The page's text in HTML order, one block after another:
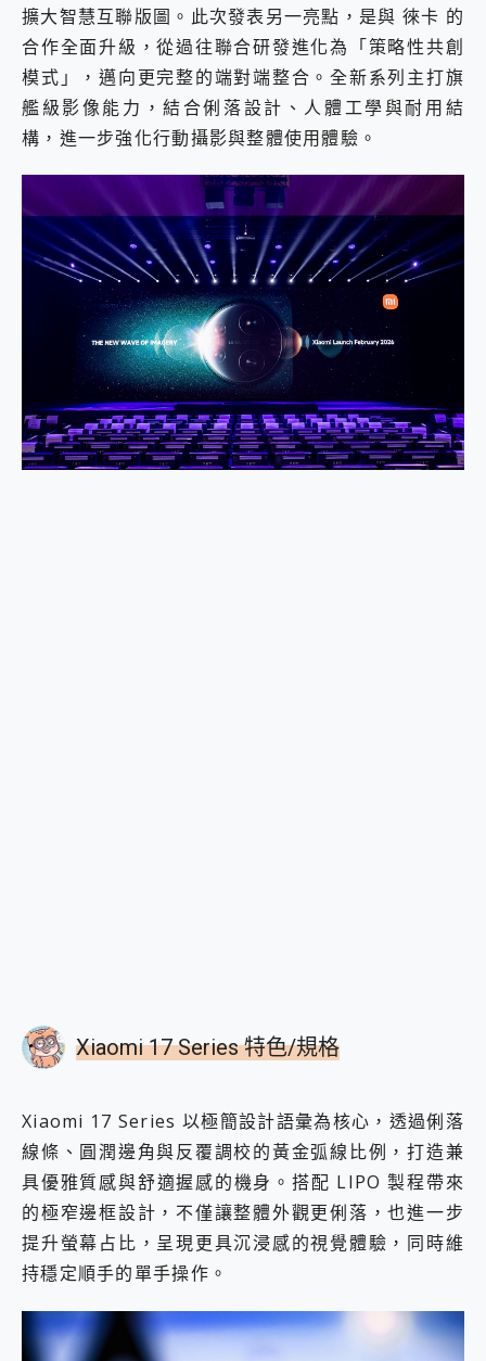
B&O 精品級音響! Home+ 中嘉寬頻 SoundBox 劇院串流盒 開箱 評測
2億 APO蔡司長焦神機降臨~ vivo X200 Pro、vivo X200 就是這麼好拍
EaseUS Vocal Remover 免費線上去聲器一鍵去除人聲 人聲 音樂分離 2024 消除人聲推薦
3 個超值 MHN 飛人工具分享~~ iToolab AnyGo 魔物獵人 Now飛人 ios教學 不出門也可以到處走
Locawhere AnyTo 寶可夢飛人 AnyTo 不出門也可以飛遍全世界
小體積 40000mAh 超大容量 一次充5個設備 充好充滿 CUKTECH 酷態科 300W 微型充電站 開箱 評測
磁碟系統大風吹 有了 磁碟管理程式 EaseUS Partition Master 就是這麼簡單
全新 SONY Xperia 1 VI 開箱! 相機實測! 長焦覆蓋更遠更清晰、2日長續航、頂尖影音娛樂效能~
Xiaomi 14 Ultra 開箱 評測~ 有深度的 Leica 影像旗艦手機! 加碼小旗艦 Xiaomi 14 開箱 評測
vivo TWS 3e 真無線藍牙耳機智慧降噪升級、音質明亮溫潤，並支援雙設備連接~
MSI Claw 掌機專屬配件包 來囉 完美保護 MSI Claw A1M-026TW 電競掌機
人像旗艦 vivo V30 系列 開箱 評測! 首搭蔡司光學鏡頭、攝影棚級柔光環、拍攝功能最好玩的美拍神機 vivo V30 Pro
多個願望一次滿足 超強散熱 微星 MSI Claw A1M-026TW 電競掌機 開箱 評測
一吸完美對位 擁有超強吸力與超好用的隱磁支架 O-ONE MAG 最會吸的行動電源 開箱 評測
Motorola edge 70 pro 及 moto g37 power上市，登錄在送飛利浦氣炸鍋
近八千元的 Soundcore Liberty 5 Pro Max，有螢幕的耳機會是智商稅嗎?
ASUS Pad 全面應援 Me Time，加碼愛奇藝黃金雙周卡體驗，專案價最低 NT$0 起
榮耀 HONOR 600 Pro x MOLLY Limited Edition 限量版開賣，攜手味全龍進駐大巨蛋萬人盛典
擴大智慧互聯版圖。此次發表另一亮點，是與 徠卡 的
合作全面升級，從過往聯合研發進化為「策略性共創
模式」，邁向更完整的端對端整合。全新系列主打旗
艦級影像能力，結合俐落設計、人體工學與耐用結
構，進一步強化行動攝影與整體使用體驗。
Xiaomi 17 Series 特色/規格
Xiaomi 17 Series 以極簡設計語彙為核心，透過俐落
線條、圓潤邊角與反覆調校的黃金弧線比例，打造兼
具優雅質感與舒適握感的機身。搭配 LIPO 製程帶來
的極窄邊框設計，不僅讓整體外觀更俐落，也進一步
提升螢幕占比，呈現更具沉浸感的視覺體驗，同時維
持穩定順手的單手操作。